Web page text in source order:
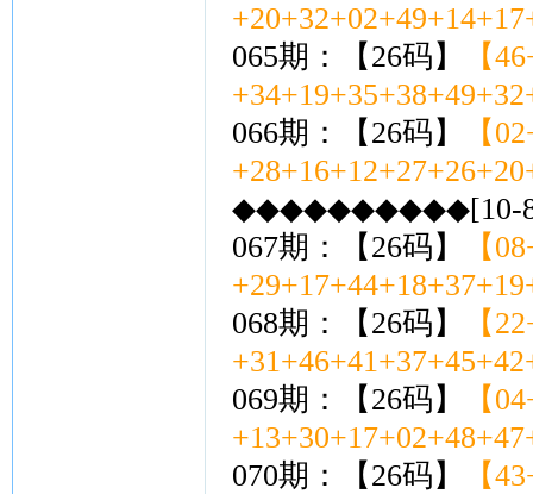
065期：【26码】
【
066期：【26码】
【
067期：【26码】
【
068期：【26码】
【
069期：【26码】
【
070期：【26码】
【